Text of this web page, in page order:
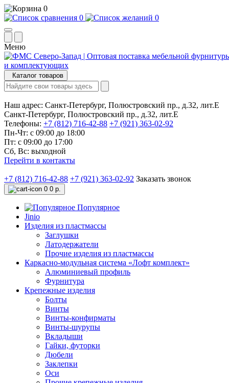
0
0
0
Меню
Каталог товаров
Наш адрес: Санкт-Петербург, Полюстровский пр., д.32, лит.Е
Санкт-Петербург, Полюстровский пр., д.32, лит.Е
Телефоны: +7 (812) 716-42-88 +7 (921) 363-02-92
Пн-Чт: с 09:00 до 18:00
Пт: с 09:00 до 17:00
Сб, Вс: выходной
Перейти в контакты
+7 (812) 716-42-88 +7 (921) 363-02-92 Заказать звонок
0 0 р.
Популярное
Jinio
Изделия из пластмассы
Заглушки
Латодержатели
Прочие изделия из пластмассы
Каркасно-модульная система «Лофт комплект»
Алюминиевый профиль
Фурнитура
Крепежные изделия
Болты
Винты
Винты-конфирматы
Винты-шурупы
Вкладыши
Гайки, футорки
Дюбели
Заклепки
Оси